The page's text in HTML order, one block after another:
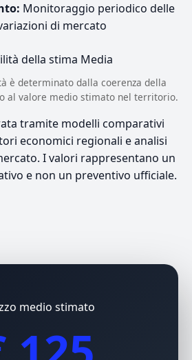
Monitoraggio periodico delle
di mercato
della stima Media
è determinato dalla coerenza della
al valore medio stimato nel territorio.
tramite modelli comparativi
economici regionali e analisi
I valori rappresentano un
e non un preventivo ufficiale.
medio stimato